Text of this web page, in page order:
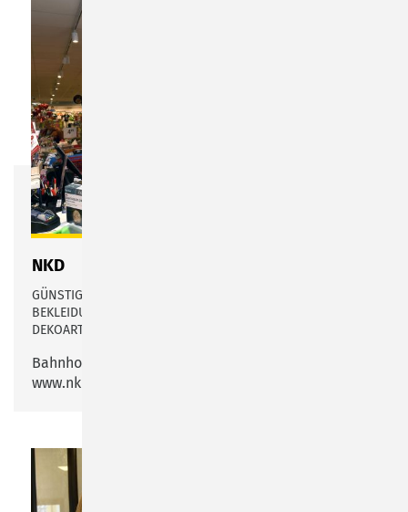
NKD
GÜNSTIGER NAHVERSORGER VOR ORT MIT WÄSCHE, ÜBER
BEKLEIDUNG FÜR DIE FAMILIE, BIS HIN ZU WOHN- UND
DEKOARTIKEL ALLES ZU NIEDRIGEN PREISEN.
Bahnhofstraße 44 – 48
www.nkd.com